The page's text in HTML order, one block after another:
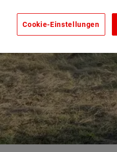
Cookie-Einstellungen